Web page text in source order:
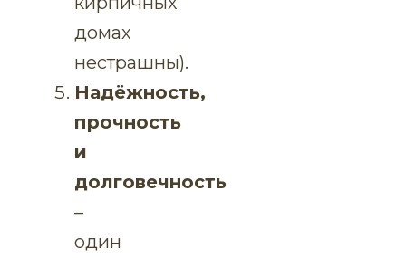
домах
нестрашны).
Надёжность,
прочность
и
долговечность
–
один